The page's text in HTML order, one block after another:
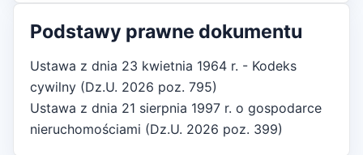
Podstawy prawne dokumentu
Ustawa z dnia 23 kwietnia 1964 r. - Kodeks
cywilny (Dz.U. 2026 poz. 795)
Ustawa z dnia 21 sierpnia 1997 r. o gospodarce
nieruchomościami (Dz.U. 2026 poz. 399)